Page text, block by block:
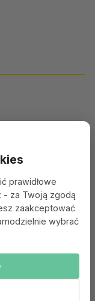
wspólna pasja.
prawidłowe
- za Twoją zgodą
zaakceptować
wybrać